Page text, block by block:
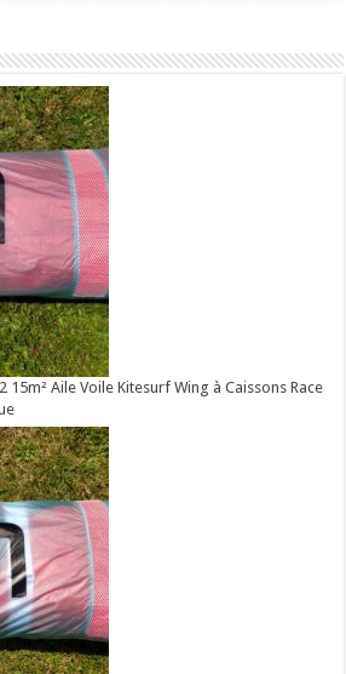
Aile Voile Kitesurf Wing à Caissons Race